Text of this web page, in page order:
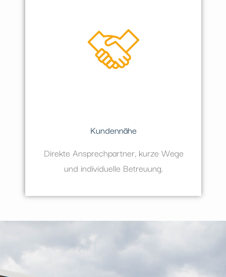
Kundennähe
Direkte Ansprechpartner, kurze Wege
und individuelle Betreuung.